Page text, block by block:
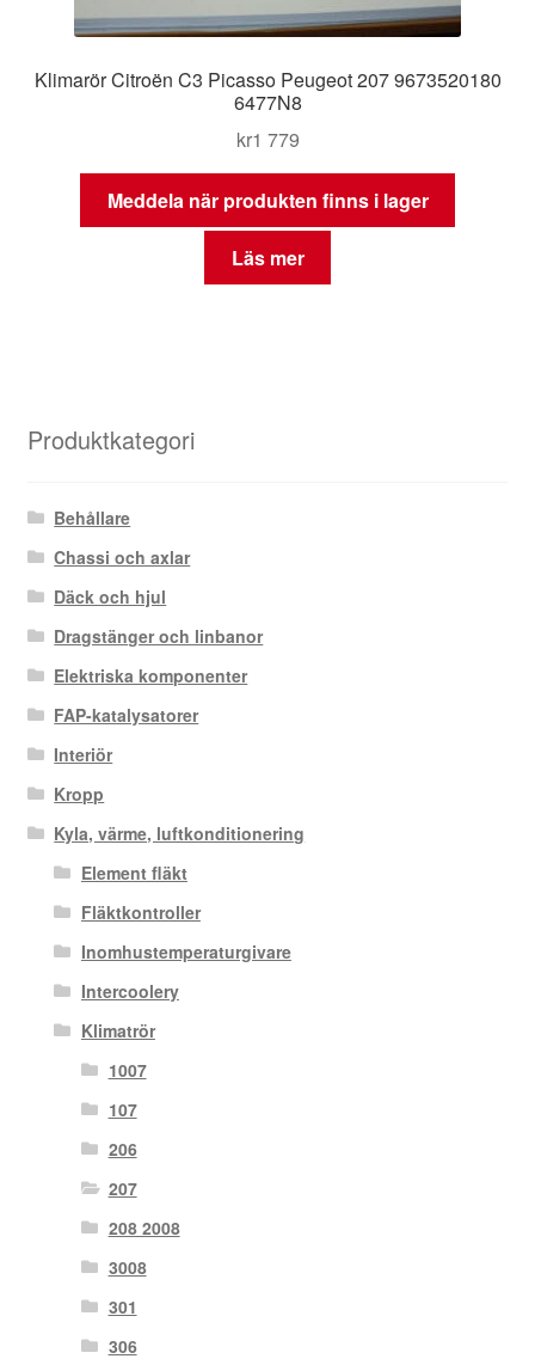
Klimarör Citroën C3 Picasso Peugeot 207 9673520180
6477N8
kr1 779
Meddela när produkten finns i lager
Läs mer
Produktkategori
Behållare
Chassi och axlar
Däck och hjul
Dragstänger och linbanor
Elektriska komponenter
FAP-katalysatorer
Interiör
Kropp
Kyla, värme, luftkonditionering
Element fläkt
Fläktkontroller
Inomhustemperaturgivare
Intercoolery
Klimatrör
1007
107
206
207
208 2008
3008
301
306